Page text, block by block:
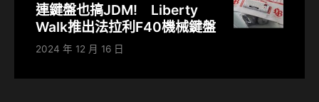
連鍵盤也搞JDM! Liberty
Walk推出法拉利F40機械鍵盤
2024 年 12 月 16 日